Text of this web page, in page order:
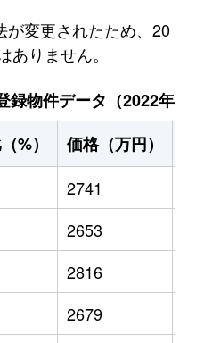
が変更されたため、20
りません。
録物件データ（2022年11
%） 価格（万円）
2741
2653
2816
2679